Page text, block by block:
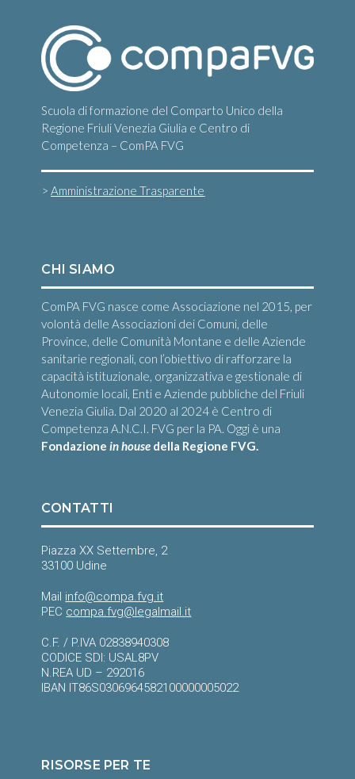
Scuola di formazione del Comparto Unico della
Regione Friuli Venezia Giulia e Centro di
Competenza – ComPA FVG
>Amministrazione Trasparente
CHI SIAMO
ComPA FVG nasce come Associazione nel 2015, per
volontà delle Associazioni dei Comuni, delle
Province, delle Comunità Montane e delle Aziende
sanitarie regionali, con l’obiettivo di rafforzare la
capacità istituzionale, organizzativa e gestionale di
Autonomie locali, Enti e Aziende pubbliche del Friuli
Venezia Giulia. Dal 2020 al 2024 è Centro di
Competenza A.N.C.I. FVG per la PA. Oggi è una
Fondazionein house della Regione FVG.
CONTATTI
Piazza XX Settembre, 2
33100 Udine
Mail info@compa.fvg.it
PEC compa.fvg@legalmail.it
C.F. / P.IVA 02838940308
CODICE SDI: USAL8PV
N.REA UD – 292016
IBAN IT86S0306964582100000005022
RISORSE PER TE